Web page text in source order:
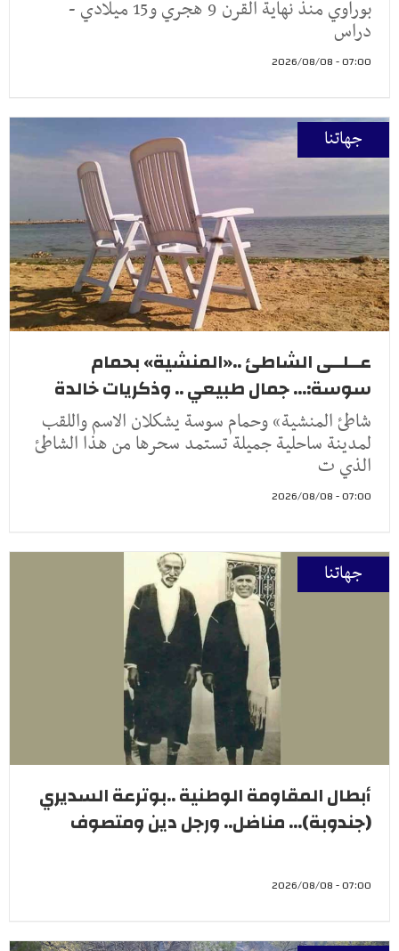
بوراوي منذ نهاية القرن 9 هجري و15 ميلادي -
دراس
07:00 - 2026/08/08
جهاتنا
عــلــى الشاطئ ..«المنشية» بحمام
سوسة:... جمال طبيعي .. وذكريات خالدة
شاطئ المنشية» وحمام سوسة يشكلان الاسم واللقب
لمدينة ساحلية جميلة تستمد سحرها من هذا الشاطئ
الذي ت
07:00 - 2026/08/08
جهاتنا
أبطال المقاومة الوطنية ..بوترعة السديري
(جندوبة)... مناضل.. ورجل دين ومتصوف
07:00 - 2026/08/08